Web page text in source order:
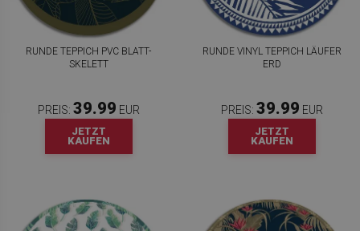
RUNDE TEPPICH PVC BLATT-
SKELETT
PREIS: 39.99 EUR
JETZT
KAUFEN
RUNDE VINYL TEPPICH LÄUFER
ERD
PREIS: 39.99 EUR
JETZT
KAUFEN